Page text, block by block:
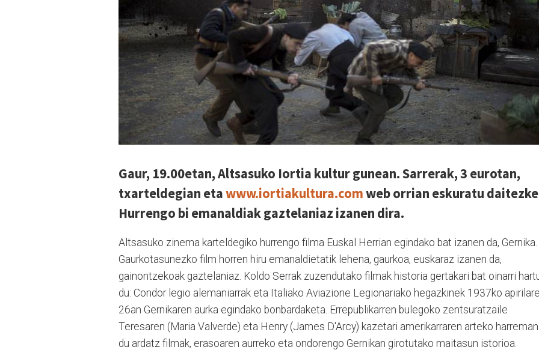
Gaur, 19.00etan, Altsasuko Iortia kultur gunean. Sarrerak, 3 eurotan,
txarteldegian etawww.iortiakultura.comweb orrian eskuratu
Hurrengo bi emanaldiak gaztelaniaz izanen dira.
Altsasuko zinema karteldegiko hurrengo filma Euskal Herrian egindako bat izanen da, Gernika.
Gaurkotasunezko film horren hiru emanaldietatik lehena, gaurkoa, euskaraz izanen da,
gainontzekoak gaztelaniaz. Koldo Serrak zuzendutako filmak historia gertakari bat oinarri
du: Condor legio alemaniarrak eta Italiako Aviazione Legionariako hegazkinek 1937ko
26an Gernikaren aurka egindako bonbardaketa. Errepublikarren bulegoko zentsuratzaile
Teresaren (Maria Valverde) eta Henry (James D'Arcy) kazetari amerikarraren arteko
du ardatz filmak, erasoaren aurreko eta ondorengo Gernikan girotutako maitasun istorioa.